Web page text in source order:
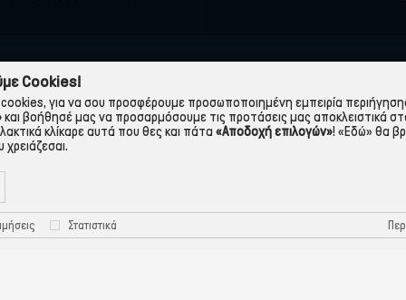
εταιρεία
Χρήσης
Πληρωμής-Τράπεζες
Τρόποι Παραγγελίας
Πολιτική Απορρήτου
Προστασία
Cookies!
για να σου προσφέρουμε προσωποποιημένη εμπειρία
και βοήθησέ μας να προσαρμόσουμε τις προτάσεις μας αποκλειστικά
κλίκαρε αυτά που θες και πάτα «Αποδοχή επιλογών»! «Εδώ» θα
Στατιστικά